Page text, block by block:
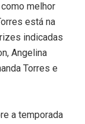
melhor
está na
indicadas
Angelina
Torres e
a temporada